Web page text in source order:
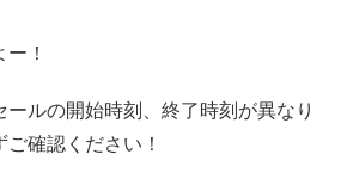
！
ルの開始時刻、終了時刻が異なり
確認ください！